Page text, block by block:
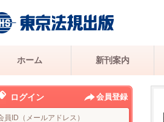
ホーム 新刊案内
ログイン 会員登録
員ID（メールアドレス）